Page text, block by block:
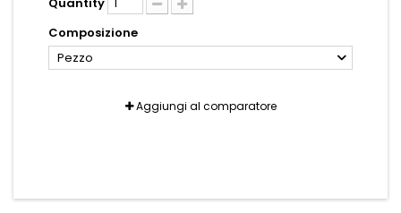
Composizione
Pezzo
Aggiungi al comparatore